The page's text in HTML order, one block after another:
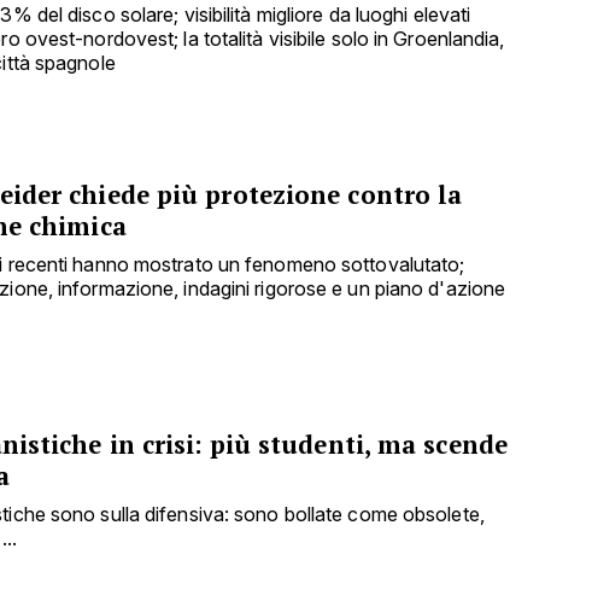
del disco solare; visibilità migliore da luoghi elevati
ovest-nordovest; la totalità visibile solo in Groenlandia,
spagnole
chiede più protezione contro la
chimica
recenti hanno mostrato un fenomeno sottovalutato;
informazione, indagini rigorose e un piano d'azione
in crisi: più studenti, ma scende
sono sulla difensiva: sono bollate come obsolete,